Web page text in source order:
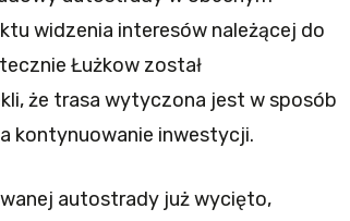
widzenia interesów należącej do
Łużkow został
że trasa wytyczona jest w sposób
kontynuowanie inwestycji.
autostrady już wycięto,